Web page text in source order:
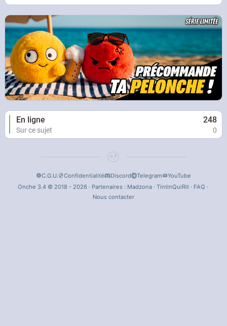
En ligne 248
Sur ce sujet 0
C.G.U. Confidentialité Discord Telegram
YouTube
Onche 3.4 © 2018 - 2026 · Partenaires : Madzona· TintinQuiRit· FAQ ·
Nous contacter